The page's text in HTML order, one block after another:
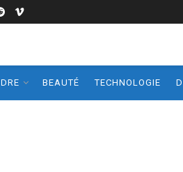
BEAUTÉ TECHNOLOGIE